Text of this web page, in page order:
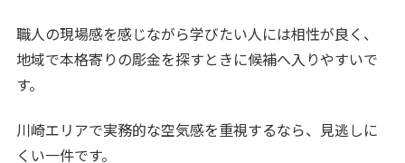
職人の現場感を感じながら学びたい人には相性が良く、
地域で本格寄りの彫金を探すときに候補へ入りやすいで
す。
川崎エリアで実務的な空気感を重視するなら、見逃しに
くい一件です。